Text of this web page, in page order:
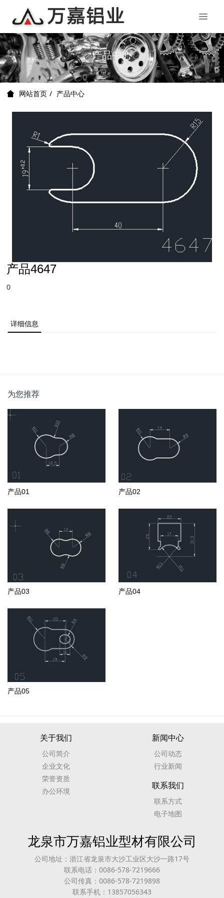
产品中心
网站首页 产品中心
产品4647
0
详细信息
为您推荐
产品01 产品02
产品03 产品04
产品05
关于我们
公司简介
企业文化
荣誉资质
办公环境
新闻中心
公司动态
行业新闻
联系我们
联系方式
电子地图
龙泉市万嘉铝业型材有限公司
公司地址：浙江省龙泉市大沙工业区大沙一路17号
联系电话：0086-578-7219666
公司传真：0086-578-7219898
联系手机：13857056343